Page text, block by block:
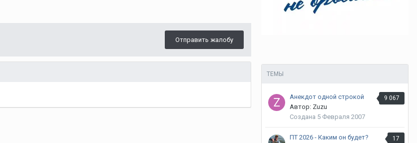
Отправить жалобу
ТЕМЫ
9 067
Анекдот одной строкой
Автор: Zuzu
Создана 5 Февраля 2007
17
ПТ 2026 - Каким он будет?